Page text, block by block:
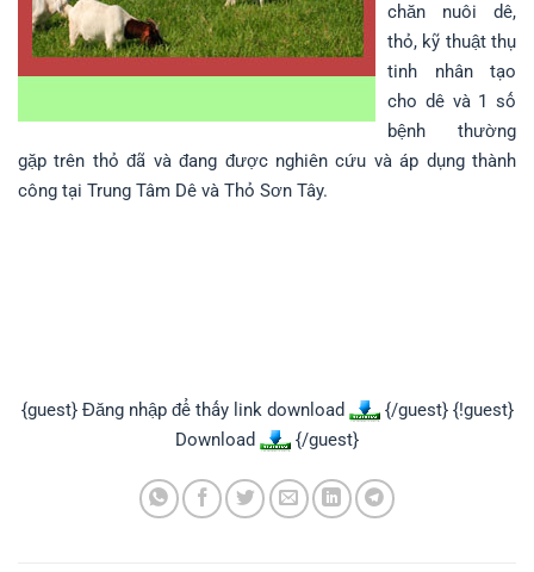
chăn nuôi dê,
thỏ, kỹ thuật thụ
tinh nhân tạo
cho dê và 1 số
bệnh thường
gặp trên thỏ đã và đang được nghiên cứu và áp dụng thành
công tại Trung Tâm Dê và Thỏ Sơn Tây.
{guest} Đăng nhập để thấy link download
{/guest} {!guest}
Download
{/guest}